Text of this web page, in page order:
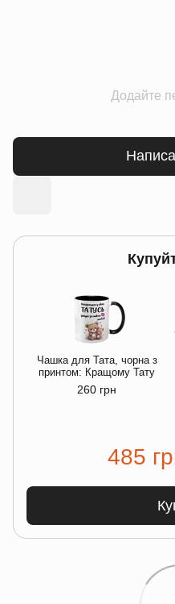
Додайте
Чашка для Тата, чорна з
принтом: Кращому Тату
260 грн
485